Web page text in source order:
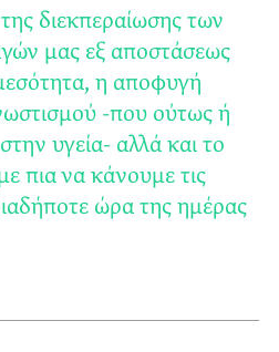
διεκπεραίωσης των
μας εξ αποστάσεως
η αποφυγή
-που ούτως ή
υγεία- αλλά και το
πια να κάνουμε τις
ώρα της ημέρας